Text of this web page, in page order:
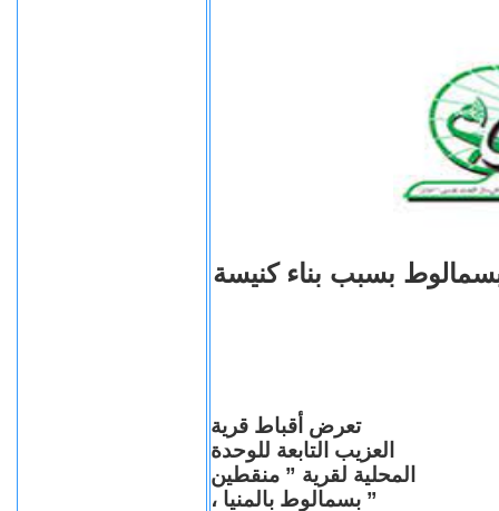
بسبب بناء كنيسة
تعرض أقباط قرية
العزيب التابعة للوحدة
المحلية لقرية ” منقطين
” بسمالوط بالمنيا ،